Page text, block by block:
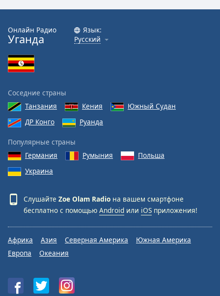
Онлайн Радио
Уганда
Язык:
Русский
Соседние страны
Танзания
Кения
Южный Судан
ДР Конго
Руанда
Популярные страны
Германия
Румыния
Польша
Украина
Слушайте Zoe Olam Radio на вашем смартфоне
бесплатно с помощью Android или iOS приложения!
Африка Азия Северная Америка
Южная Америка
Европа
Океания